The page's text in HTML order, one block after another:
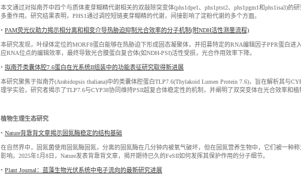
本文通过对拟南芥中四个与质体麦芽糊精代谢相关的双敲除突变体(phs1dpe1、phs1ptst2、phs1pgm1和phs1isa3)
多重作用。研究结果表明，PHS1通过调控短链麦芽糊精的代谢，间接影响了淀粉代谢的多个方面。
• PAM荧光仪助力揭示相分离和相变介导热胁迫抑制光合效率的分子机制(附NDH活性测量流程)
本研究发现，叶绿体定位的MORF8蛋白能够在热胁迫下形成固态凝聚体，并招募特定的RNA编辑因子PPR蛋白
应RNA位点的编辑效率，最终导致光合膜蛋白复合体(如NDH-PSI)活性受损，光合作用效率下降。
• 拟南芥类囊体腔7.6蛋白在光系统II组装中的功能表征研究取得新进展
本研究聚焦于拟南芥(Arabidopsis thaliana)中的类囊体腔蛋白TLP7.6(Thylakoid Lumen Protein 7.6)，旨在解析其与
理学实验，研究者揭示了TLP7.6与CYP38协同维持PSII超复合体稳定性的机制，并阐明了双突变体在光合效率和植
植物生理生态研究
• Nature背靠背文章揭示固氮酶稳定的结构基础
在自然界中，固氮菌使用固氮酶固氮，分离的固氮酶在几分钟内被氧气破坏，但在固氮营养生物中，它们被一种
影响。2025年1月8日，Nature发表背靠背文章，揭开期待已久的FeSII如何发挥其保护作用的分子细节。
• Plant Journal：蓝藻生物光伏系统中电子流向的最新研究进展